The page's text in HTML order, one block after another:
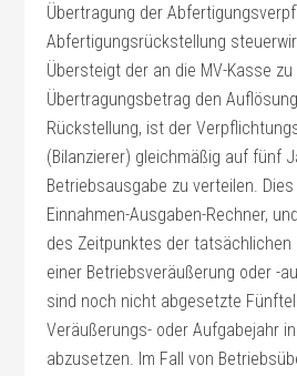
Übertragung der
Abfertigungsrückstellung
Übersteigt der an die MV-Kasse
Übertragungsbetrag den
Rückstellung, ist der
(Bilanzierer) gleichmäßig auf fünf
Betriebsausgabe zu verteilen.
Einnahmen-Ausgaben-Rechner,
des Zeitpunktes der tatsächlichen
einer Betriebsveräußerung oder -
sind noch nicht abgesetzte
Veräußerungs- oder Aufgabejahr
abzusetzen. Im Fall von